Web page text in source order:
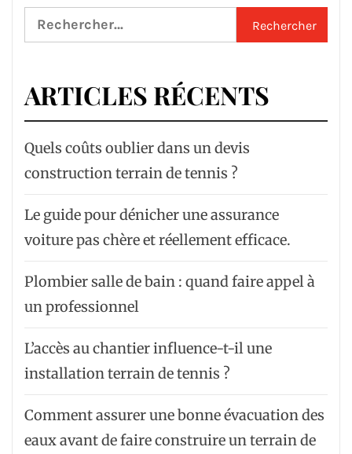
Rechercher :
ARTICLES RÉCENTS
Quels coûts oublier dans un devis
construction terrain de tennis ?
Le guide pour dénicher une assurance
voiture pas chère et réellement efficace.
Plombier salle de bain : quand faire appel à
un professionnel
L’accès au chantier influence-t-il une
installation terrain de tennis ?
Comment assurer une bonne évacuation des
eaux avant de faire construire un terrain de